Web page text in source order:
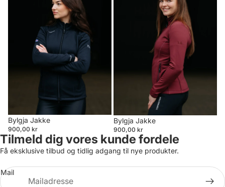
Bylgja Jakke
900,00 kr
Bylgja Jakke
900,00 kr
Tilmeld dig vores kunde fordele
Få eksklusive tilbud og tidlig adgang til nye produkter.
Mail